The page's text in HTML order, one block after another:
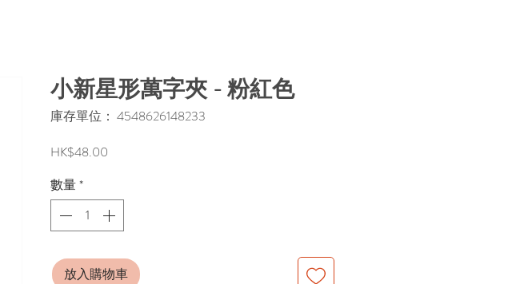
小新星形萬字夾 - 粉紅色
庫存單位： 4548626148233
HK$48.00
數量*
放入購物車